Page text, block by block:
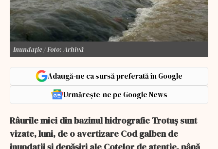
Inundație / Foto: Arhivă
Adaugă-ne ca sursă preferată în Google
Urmărește-ne pe Google News
Râurile mici din bazinul hidrografic Trotuş sunt
vizate, luni, de o avertizare Cod galben de
inundaţii şi depăşiri ale Cotelor de atenţie, până